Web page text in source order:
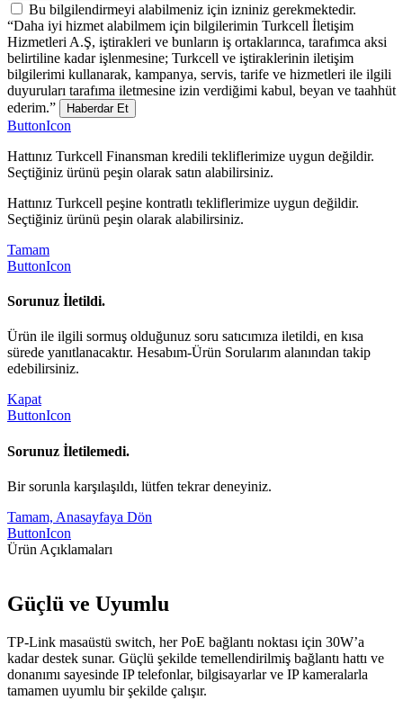
Bu bilgilendirmeyi alabilmeniz için izniniz gerekmektedir.
“Daha iyi hizmet alabilmem için bilgilerimin Turkcell İletişim
Hizmetleri A.Ş, iştirakleri ve bunların iş ortaklarınca, tarafımca aksi
belirtiline kadar işlenmesine; Turkcell ve iştiraklerinin iletişim
bilgilerimi kullanarak, kampanya, servis, tarife ve hizmetleri ile ilgili
duyuruları tarafıma iletmesine izin verdiğimi kabul, beyan ve taahhüt
ederim.”
Haberdar Et
ButtonIcon
Hattınız Turkcell Finansman kredili tekliflerimize uygun değildir.
Seçtiğiniz ürünü peşin olarak satın alabilirsiniz.
Hattınız Turkcell peşine kontratlı tekliflerimize uygun değildir.
Seçtiğiniz ürünü peşin olarak alabilirsiniz.
Tamam
ButtonIcon
Sorunuz İletildi.
Ürün ile ilgili sormuş olduğunuz soru satıcımıza iletildi, en kısa
sürede yanıtlanacaktır. Hesabım-Ürün Sorularım alanından takip
edebilirsiniz.
Kapat
ButtonIcon
Sorunuz İletilemedi.
Bir sorunla karşılaşıldı, lütfen tekrar deneyiniz.
Tamam, Anasayfaya Dön
ButtonIcon
Ürün Açıklamaları
Güçlü ve Uyumlu
TP-Link masaüstü switch, her PoE bağlantı noktası için 30W’a
kadar destek sunar. Güçlü şekilde temellendirilmiş bağlantı hattı ve
donanımı sayesinde IP telefonlar, bilgisayarlar ve IP kameralarla
tamamen uyumlu bir şekilde çalışır.